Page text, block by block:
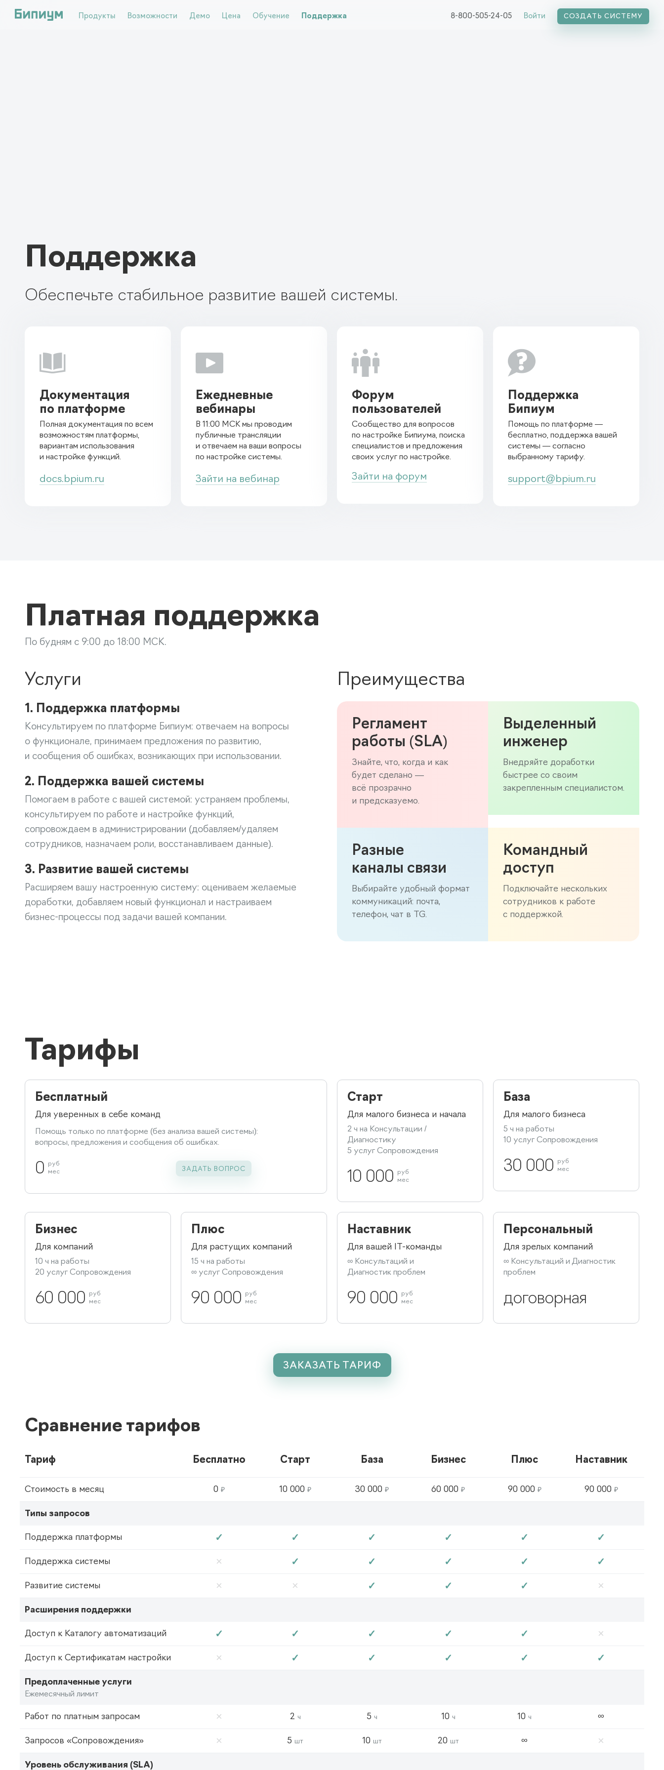
Продукты Возможности Демо Цена Обучение Поддержка 8-800-505-24-05 Войти СОЗДАТЬ СИСТЕМУ
Поддержка
Обеспечьте стабильное развитие вашей системы.

Документация
по платформе
Полная документация по всем
возможностям платформы,
вариантам использования
и настройке функций.
docs.bpium.ru

Ежедневные
вебинары
В 11:00 МСК мы проводим
публичные трансляции
и отвечаем на ваши вопросы
по настройке системы.
Зайти на вебинар

Форум
пользователей
Сообщество для вопросов
по настройке Бипиума, поиска
специалистов и предложения
своих услуг по настройке.
Зайти на форум

Поддержка
Бипиум
Помощь по платформе —
бесплатно, поддержка вашей
системы — согласно
выбранному тарифу.
support@bpium.ru
Платная поддержка
По будням с 9:00 до 18:00 МСК.
Услуги
1. Поддержка платформы
Консультируем по платформе Бипиум: отвечаем на вопросы
о функционале, принимаем предложения по развитию,
и сообщения об ошибках, возникающих при использовании.
2. Поддержка вашей системы
Помогаем в работе с вашей системой: устраняем проблемы,
консультируем по работе и настройке функций,
сопровождаем в администрировании (добавляем/удаляем
сотрудников, назначаем роли, восстанавливаем данные).
3. Развитие вашей системы
Расширяем вашу настроенную систему: оцениваем желаемые
доработки, добавляем новый функционал и настраиваем
бизнес-процессы под задачи вашей компании.
Преимущества
Регламент
работы (SLA)
Знайте, что, когда и как
будет сделано —
всё прозрачно
и предсказуемо.
Выделенный
инженер
Внедряйте доработки
быстрее со своим
закрепленным специалистом.
Разные
каналы связи
Выбирайте удобный формат
коммуникаций: почта,
телефон, чат в TG.
Командный
доступ
Подключайте нескольких
сотрудников к работе
с поддержкой.
Тарифы
Бесплатный
Для уверенных в себе команд
Помощь только по платформе (без анализа вашей системы):
вопросы, предложения и сообщения об ошибках.
0
руб
мес
ЗАДАТЬ ВОПРОС
Старт
Для малого бизнеса и начала
2 ч на Консультации /
Диагностику
5 услуг Сопровождения
10 000
руб
мес
База
Для малого бизнеса
5 ч на работы
10 услуг Сопровождения
30 000
руб
мес
Бизнес
Для компаний
10 ч на работы
20 услуг Сопровождения
60 000
руб
мес
Плюс
Для растущих компаний
15 ч на работы
∞ услуг Сопровождения
90 000
руб
мес
Наставник
Для вашей IT-команды
∞ Консультаций и
Диагностик проблем
90 000
руб
мес
Персональный
Для зрелых компаний
∞ Консультаций и Диагностик
проблем
договорная
ЗАКАЗАТЬ ТАРИФ
Сравнение тарифов
Тариф Бесплатно Старт База Бизнес Плюс Наставник
Стоимость в месяц 0 ₽ 10 000₽ 30 000₽ 60 000₽ 90 000 ₽ 90 000 ₽
Типы запросов
Поддержка платформы ✓ ✓ ✓ ✓ ✓ ✓
Поддержка системы × ✓ ✓ ✓ ✓ ✓
Развитие системы × × ✓ ✓ ✓ ×
Расширения поддержки
Доступ к Каталогу автоматизаций ✓ ✓ ✓ ✓ ✓ ×
Доступ к Сертификатам настройки × ✓ ✓ ✓ ✓ ✓
Предоплаченные услуги
Ежемесячный лимит
Работ по платным запросам × 2 ч 5 ч 10 ч 10 ч ∞
Запросов «Сопровождения» × 5 шт 10 шт 20 шт ∞ ×
Уровень обслуживания (SLA)